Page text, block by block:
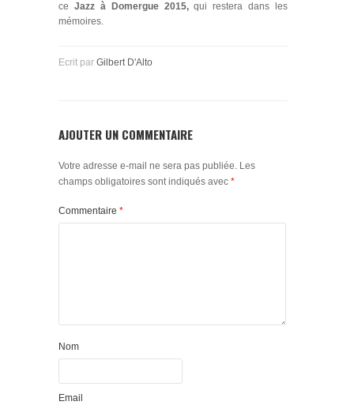
ce Jazz à Domergue 2015,qui restera dans les
mémoires.
Ecrit par Gilbert D'Alto
AJOUTER UN COMMENTAIRE
Votre adresse e-mail ne sera pas publiée. Les
champs obligatoires sont indiqués avec *
Commentaire *
Nom
Email